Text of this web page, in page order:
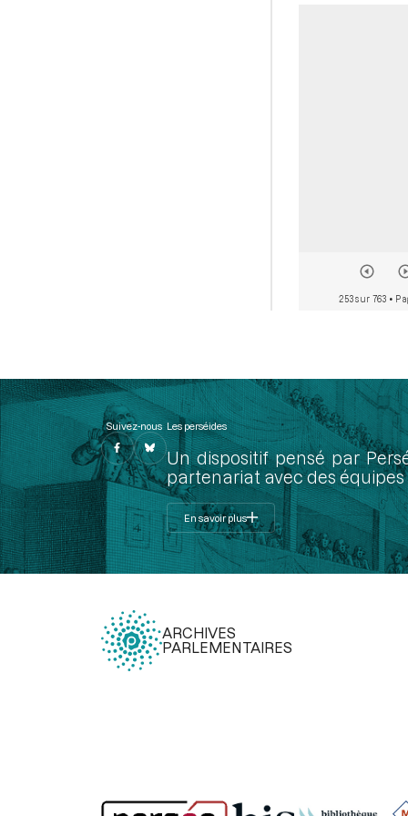
253 sur 763 •
Suivez-nous Les perséides
Un dispositif pensé par
partenariat avec des
En savoir plus
ARCHIVES
PARLEMENTAIRES